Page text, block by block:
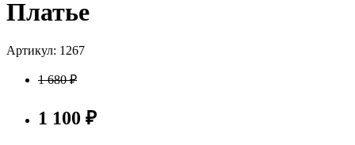
Платье
Артикул: 1267
1 680₽
1 100 ₽